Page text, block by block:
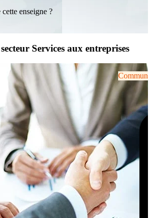
enseigne ?
Services aux entreprises